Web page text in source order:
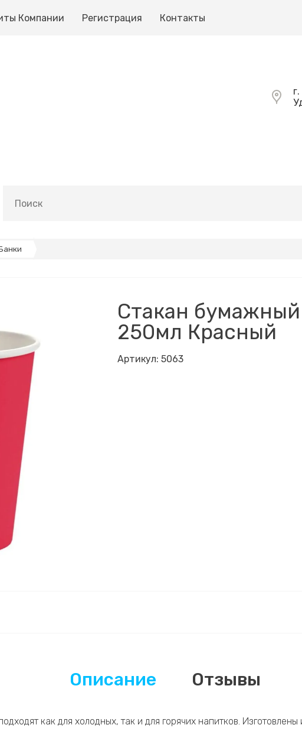
Компании Регистрация Контакты
Стакан бумажный
250мл Красный
Артикул: 5063
Описание Отзывы
как для холодных, так и для горячих напитков. Изготовлены